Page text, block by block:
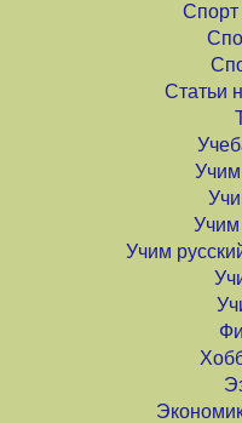
Статьи
Учим
Учим
Учим